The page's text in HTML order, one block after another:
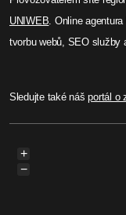
UNIWEB. Online
tvorbu webů, SEO služby
Sledujte také nášportál o
+
−